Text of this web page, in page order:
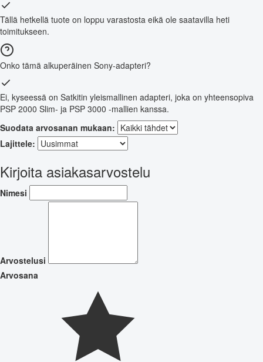
Tällä hetkellä tuote on loppu varastosta eikä ole saatavilla heti
toimitukseen.
Onko tämä alkuperäinen Sony-adapteri?
Ei, kyseessä on Satkitin yleismallinen adapteri, joka on yhteensopiva
PSP 2000 Slim- ja PSP 3000 -mallien kanssa.
Suodata arvosanan mukaan:
Lajittele:
Kirjoita asiakasarvostelu
Nimesi
Arvostelusi
Arvosana